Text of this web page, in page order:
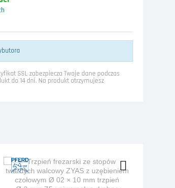
SSL zabezpiecza Twoje dane podczas
do 14 dni. Na produkt otrzymujesz